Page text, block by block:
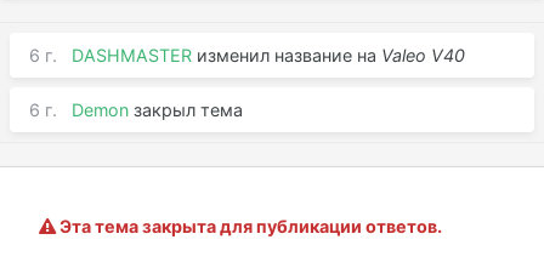
6 г. DASHMASTER изменил название на Valeo V40
6 г. Demon закрыл тема
Эта тема закрыта для публикации ответов.